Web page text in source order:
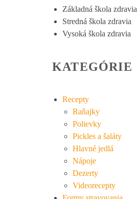
Základná škola zdravia
Stredná škola zdravia
Vysoká škola zdravia
KATEGÓRIE
Recepty
Raňajky
Polievky
Pickles a šaláty
Hlavné jedlá
Nápoje
Dezerty
Videorecepty